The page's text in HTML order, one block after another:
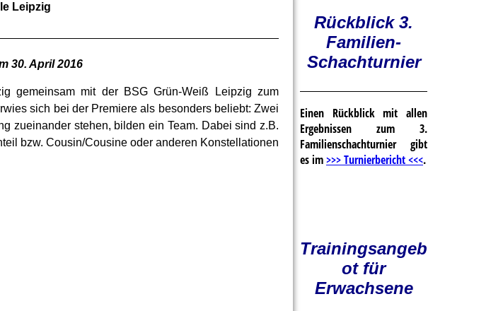
Leipzig
30. April 2016
gemeinsam mit der BSG Grün-Weiß Leipzig zum
sich bei der Premiere als besonders beliebt: Zwei
zueinander stehen, bilden ein Team. Dabei sind z.B.
bzw. Cousin/Cousine oder anderen Konstellationen
Rückblick 3.
Familien-
Schachturnier
Einen Rückblick mit allen
Ergebnissen zum 3.
Familienschachturnier gibt
es im>>> Turnierbericht <<<.
Trainingsangeb
ot für
Erwachsene